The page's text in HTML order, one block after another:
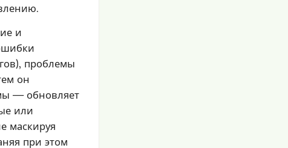
и
проблемы
он
— обновляет
или
маскируя
при этом